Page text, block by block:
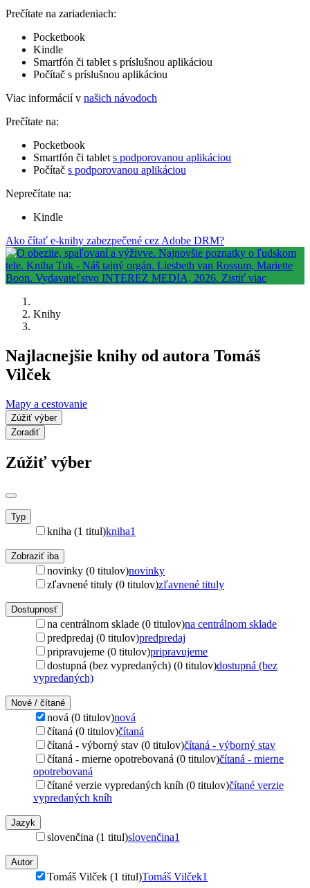
Prečítate na zariadeniach:
Pocketbook
Kindle
Smartfón či tablet s príslušnou aplikáciou
Počítač s príslušnou aplikáciou
Viac informácií v našich návodoch
Prečítate na:
Pocketbook
Smartfón či tablet s podporovanou aplikáciou
Počítač s podporovanou aplikáciou
Neprečítate na:
Kindle
Ako čítať e-knihy zabezpečené cez Adobe DRM?
Knihy
Najlacnejšie knihy od autora Tomáš
Vilček
Mapy a cestovanie
Zúžiť výber
Zoradiť
Zúžiť výber
Typ
kniha (1 titul)kniha1
Zobraziť iba
novinky (0 titulov)novinky
zľavnené tituly (0 titulov)zľavnené tituly
Dostupnosť
na centrálnom sklade (0 titulov)na centrálnom sklade
predpredaj (0 titulov)predpredaj
pripravujeme (0 titulov)pripravujeme
dostupná (bez vypredaných) (0 titulov)dostupná (bez
vypredaných)
Nové / čítané
nová (0 titulov)nová
čítaná (0 titulov)čítaná
čítaná - výborný stav (0 titulov)čítaná - výborný stav
čítaná - mierne opotrebovaná (0 titulov)čítaná - mierne
opotrebovaná
čítané verzie vypredaných kníh (0 titulov)čítané verzie
vypredaných kníh
Jazyk
slovenčina (1 titul)slovenčina1
Autor
Tomáš Vilček (1 titul)Tomáš Vilček1